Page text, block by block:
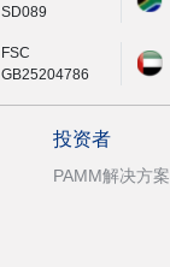
SD089
FSC
GB25204786
投资者
PAMM解决方案